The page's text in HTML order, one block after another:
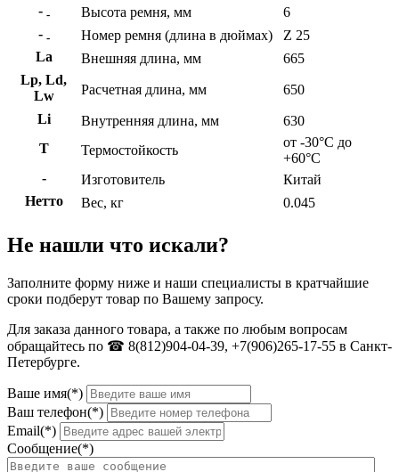
- - Высота ремня, мм
6
- - Номер ремня (длина в дюймах)
Z 25
La
Внешняя длина, мм
665
Lp, Ld,
Lw
Расчетная длина, мм
650
Li
Внутренняя длина, мм
630
Т
Термостойкость
от -30°С до
+60°С
-
Изготовитель
Китай
Нетто
Вес, кг 0.045
Не нашли что искали?
Заполните форму ниже и наши специалисты в кратчайшие
сроки подберут товар по Вашему запросу.
Для заказа данного товара, а также по любым вопросам
обращайтесь по ☎ 8(812)904-04-39, +7(906)265-17-55 в Санкт-
Петербурге.
Ваше имя(*)
Ваш телефон(*)
Email(*)
Сообщение(*)